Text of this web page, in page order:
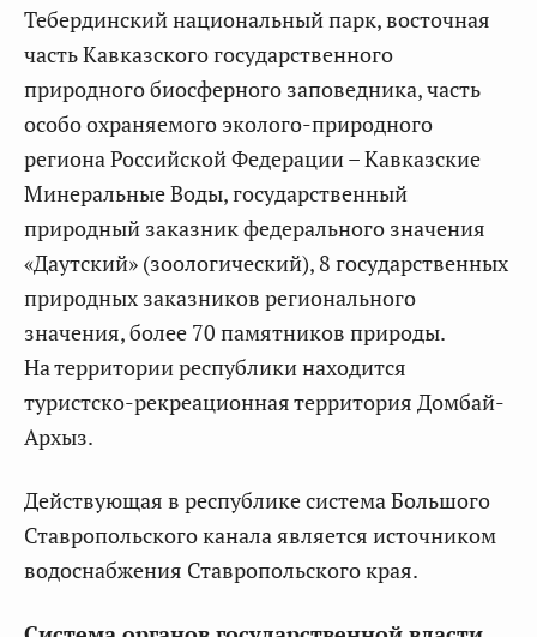
Тебердинский национальный парк, восточная
часть Кавказского государственного
природного биосферного заповедника, часть
особо охраняемого эколого-природного
региона Российской Федерации – Кавказские
Минеральные Воды, государственный
природный заказник федерального значения
«Даутский» (зоологический), 8 государственных
природных заказников регионального
значения, более 70 памятников природы.
На территории республики находится
туристско-рекреационная территория Домбай-
Архыз.
Действующая в республике система Большого
Ставропольского канала является источником
водоснабжения Ставропольского края.